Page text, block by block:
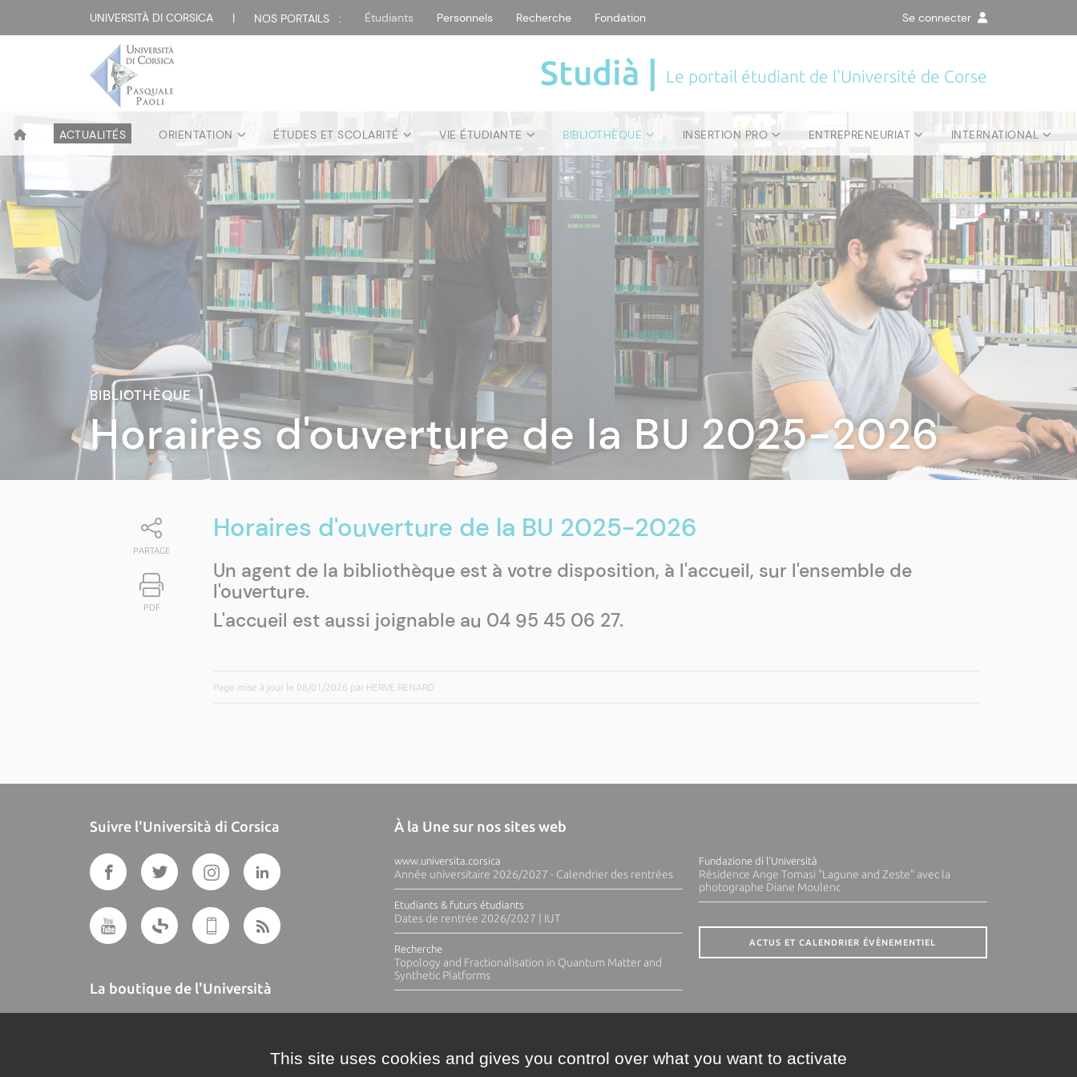
UNIVERSITÀ DI CORSICA | NOS PORTAILS : Étudiants Personnels Recherche Fondation Se connecter
Studià | Le portail étudiant de l'Université de Corse
ACTUALITÉS ORIENTATION ÉTUDES ET SCOLARITÉ VIE ÉTUDIANTE BIBLIOTHÈQUE INSERTION PRO ENTREPRENEURIAT INTERNATIONAL
BIBLIOTHÈQUE|
Horaires d'ouverture de la BU 2025-2026
PARTAGE
PDF
Horaires d'ouverture de la BU 2025-2026
Un agent de la bibliothèque est à votre disposition, à l'accueil, sur l'ensemble de
l'ouverture.
L'accueil est aussi joignable au 04 95 45 06 27.
Page mise à jour le 08/01/2026 par HERVE RENARD
Suivre l'Università di Corsica
La boutique de l'Università
À la Une sur nos sites web
www.universita.corsica
Année universitaire 2026/2027 - Calendrier des rentrées
Etudiants & futurs étudiants
Dates de rentrée 2026/2027 | IUT
Recherche
Topology and Fractionalisation in Quantum Matter and
Synthetic Platforms
Fundazione di l'Università
Résidence Ange Tomasi "Lagune and Zeste" avec la
photographe Diane Moulenc
ACTUS ET CALENDRIER ÉVÈNEMENTIEL
This site uses cookies and gives you control over what you want to activate